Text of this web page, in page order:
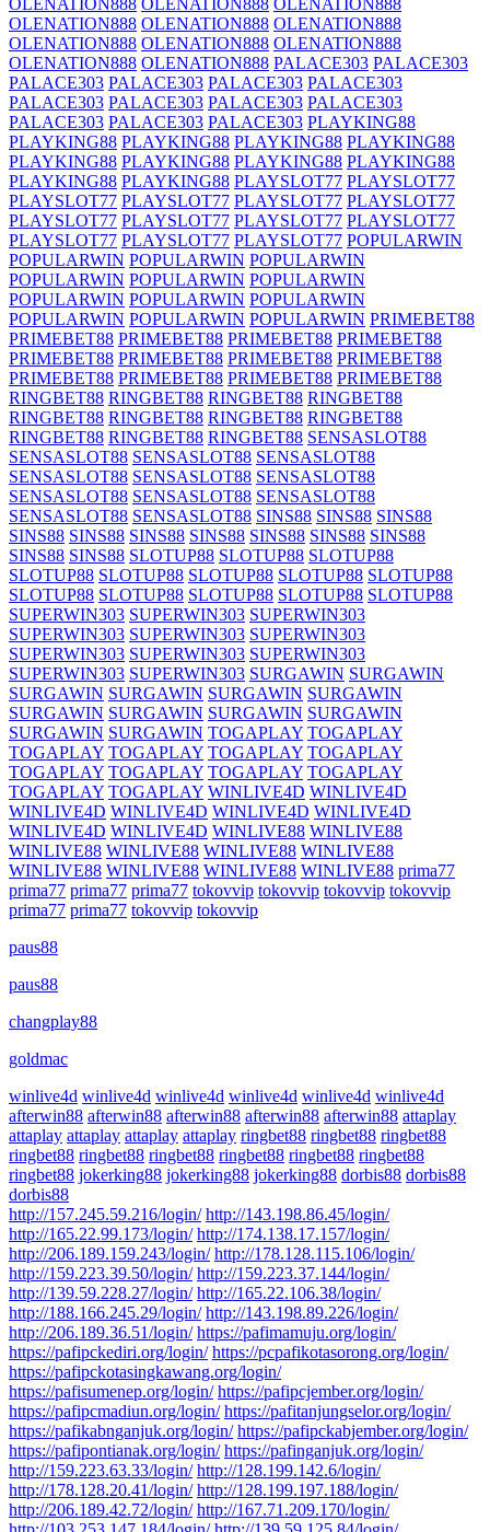
OLENATION888 OLENATION888 OLENATION888
OLENATION888 OLENATION888 OLENATION888
OLENATION888 OLENATION888 OLENATION888
OLENATION888 OLENATION888 PALACE303 PALACE303
PALACE303 PALACE303 PALACE303 PALACE303
PALACE303 PALACE303 PALACE303 PALACE303
PALACE303 PALACE303 PALACE303 PLAYKING88
PLAYKING88 PLAYKING88 PLAYKING88 PLAYKING88
PLAYKING88 PLAYKING88 PLAYKING88 PLAYKING88
PLAYKING88 PLAYKING88 PLAYSLOT77 PLAYSLOT77
PLAYSLOT77 PLAYSLOT77 PLAYSLOT77 PLAYSLOT77
PLAYSLOT77 PLAYSLOT77 PLAYSLOT77 PLAYSLOT77
PLAYSLOT77 PLAYSLOT77 PLAYSLOT77 POPULARWIN
POPULARWIN POPULARWIN POPULARWIN
POPULARWIN POPULARWIN POPULARWIN
POPULARWIN POPULARWIN POPULARWIN
POPULARWIN POPULARWIN POPULARWIN PRIMEBET88
PRIMEBET88 PRIMEBET88 PRIMEBET88 PRIMEBET88
PRIMEBET88 PRIMEBET88 PRIMEBET88 PRIMEBET88
PRIMEBET88 PRIMEBET88 PRIMEBET88 PRIMEBET88
RINGBET88 RINGBET88 RINGBET88 RINGBET88
RINGBET88 RINGBET88 RINGBET88 RINGBET88
RINGBET88 RINGBET88 RINGBET88 SENSASLOT88
SENSASLOT88 SENSASLOT88 SENSASLOT88
SENSASLOT88 SENSASLOT88 SENSASLOT88
SENSASLOT88 SENSASLOT88 SENSASLOT88
SENSASLOT88 SENSASLOT88 SINS88 SINS88 SINS88
SINS88 SINS88 SINS88 SINS88 SINS88 SINS88 SINS88
SINS88 SINS88 SLOTUP88 SLOTUP88 SLOTUP88
SLOTUP88 SLOTUP88 SLOTUP88 SLOTUP88 SLOTUP88
SLOTUP88 SLOTUP88 SLOTUP88 SLOTUP88 SLOTUP88
SUPERWIN303 SUPERWIN303 SUPERWIN303
SUPERWIN303 SUPERWIN303 SUPERWIN303
SUPERWIN303 SUPERWIN303 SUPERWIN303
SUPERWIN303 SUPERWIN303 SURGAWIN SURGAWIN
SURGAWIN SURGAWIN SURGAWIN SURGAWIN
SURGAWIN SURGAWIN SURGAWIN SURGAWIN
SURGAWIN SURGAWIN TOGAPLAY TOGAPLAY
TOGAPLAY TOGAPLAY TOGAPLAY TOGAPLAY
TOGAPLAY TOGAPLAY TOGAPLAY TOGAPLAY
TOGAPLAY TOGAPLAY WINLIVE4D WINLIVE4D
WINLIVE4D WINLIVE4D WINLIVE4D WINLIVE4D
WINLIVE4D WINLIVE4D WINLIVE88 WINLIVE88
WINLIVE88 WINLIVE88 WINLIVE88 WINLIVE88
WINLIVE88 WINLIVE88 WINLIVE88 WINLIVE88 prima77
prima77 prima77 prima77 tokovvip tokovvip tokovvip tokovvip
prima77 prima77 tokovvip tokovvip
paus88
paus88
changplay88
goldmac
winlive4d winlive4d winlive4d winlive4d winlive4d winlive4d
afterwin88 afterwin88 afterwin88 afterwin88 afterwin88 attaplay
attaplay attaplay attaplay attaplay ringbet88 ringbet88 ringbet88
ringbet88 ringbet88 ringbet88 ringbet88 ringbet88 ringbet88
ringbet88 jokerking88 jokerking88 jokerking88 dorbis88 dorbis88
dorbis88
http://157.245.59.216/login/ http://143.198.86.45/login/
http://165.22.99.173/login/ http://174.138.17.157/login/
http://206.189.159.243/login/ http://178.128.115.106/login/
http://159.223.39.50/login/ http://159.223.37.144/login/
http://139.59.228.27/login/ http://165.22.106.38/login/
http://188.166.245.29/login/ http://143.198.89.226/login/
http://206.189.36.51/login/ https://pafimamuju.org/login/
https://pafipckediri.org/login/ https://pcpafikotasorong.org/login/
https://pafipckotasingkawang.org/login/
https://pafisumenep.org/login/ https://pafipcjember.org/login/
https://pafipcmadiun.org/login/ https://pafitanjungselor.org/login/
https://pafikabnganjuk.org/login/ https://pafipckabjember.org/login/
https://pafipontianak.org/login/ https://pafinganjuk.org/login/
http://159.223.63.33/login/ http://128.199.142.6/login/
http://178.128.20.41/login/ http://128.199.197.188/login/
http://206.189.42.72/login/ http://167.71.209.170/login/